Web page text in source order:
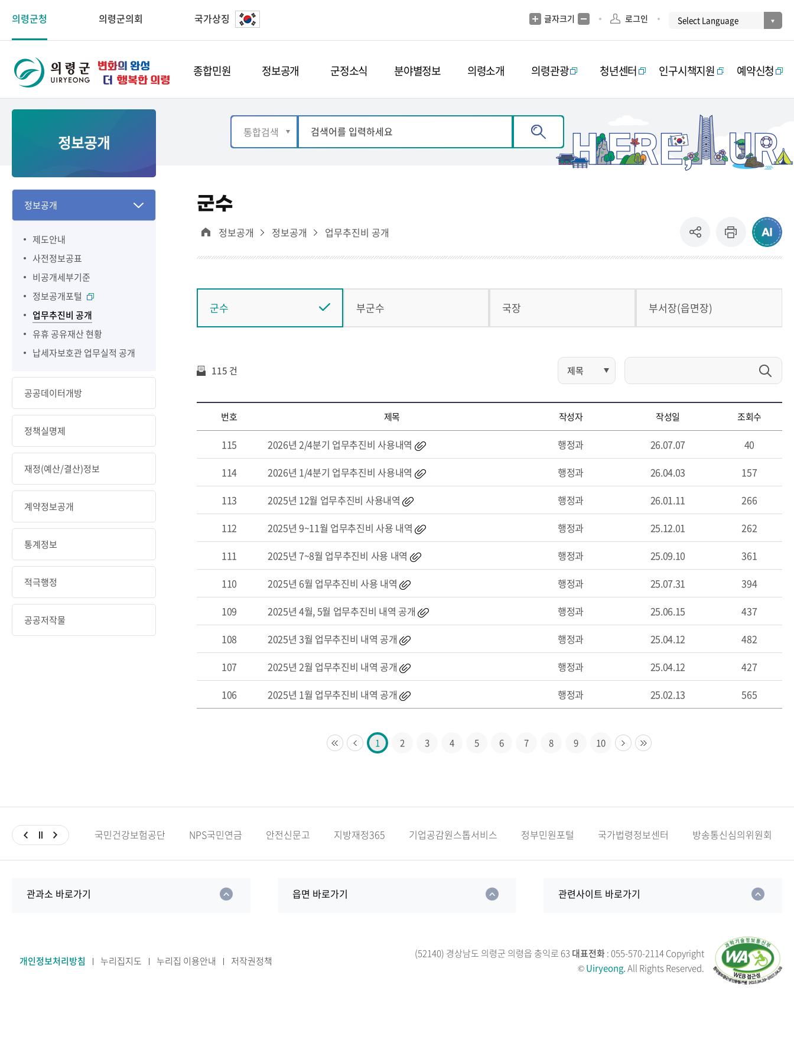
의령군청 의령군의회 국가상징 글자크기 로그인
종합민원 정보공개 군정소식 분야별정보 의령소개 의령관광 청년센터 인구시책지원 예약신청
정보공개
정보공개
제도안내
사전정보공표
비공개세부기준
정보공개포털
업무추진비 공개
유휴 공유재산 현황
납세자보호관 업무실적 공개
공공데이터개방
정책실명제
재정(예산/결산)정보
계약정보공개
통계정보
적극행정
공공저작물
군수
정보공개 정보공개 업무추진비 공개
군수 부군수 국장 부서장(읍면장)
115 건
번호 제목 작성자 작성일 조회수
115 2026년 2/4분기 업무추진비 사용내역 행정과 26.07.07
40
114
2026년 1/4분기 업무추진비 사용내역 행정과 26.04.03
157
113
2025년 12월 업무추진비 사용내역 행정과 26.01.11
266
112
2025년 9~11월 업무추진비 사용 내역 행정과 25.12.01
262
111
2025년 7~8월 업무추진비 사용 내역 행정과 25.09.10
361
110
2025년 6월 업무추진비 사용 내역 행정과 25.07.31
394
109
2025년 4월, 5월 업무추진비 내역 공개 행정과 25.06.15
437
108
2025년 3월 업무추진비 내역 공개 행정과 25.04.12
482
107
2025년 2월 업무추진비 내역 공개 행정과 25.04.12
427
106
2025년 1월 업무추진비 내역 공개 행정과 25.02.13 565
1 2 3 4 5 6 7 8 9 10
국민건강보험공단 NPS국민연금 안전신문고 지방재정365 기업공감원스톱서비스 정부민원포털 국가법령정보센터 방송통신심의위원회
관과소 바로가기 읍면 바로가기 관련사이트 바로가기
개인정보처리방침 누리집지도 누리집 이용안내 저작권정책
(52140) 경상남도 의령군 의령읍 충익로 63 대표전화: 055-570-2114Copyright
©Uiryeong.All Rights Reserved.